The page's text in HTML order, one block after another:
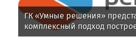
ГК «Умные решения»
комплексный подход
киберустойчивости